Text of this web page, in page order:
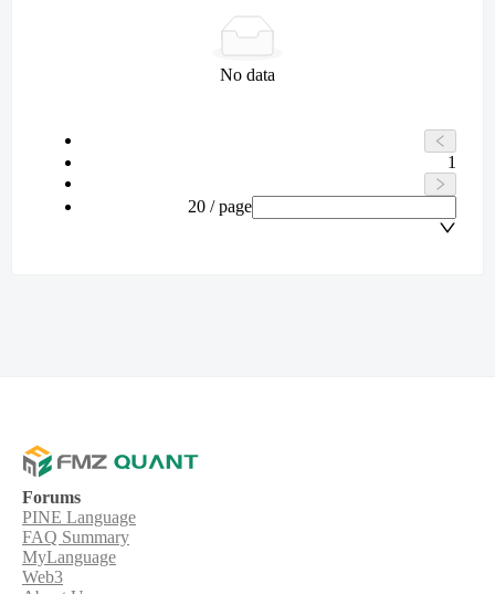
No data
1
20 / page
Forums
PINE Language
FAQ Summary
MyLanguage
Web3